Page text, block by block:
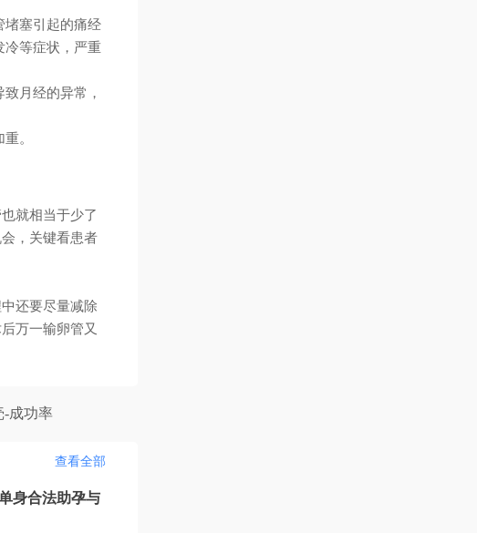
堵塞引起的痛经
等症状， 严重
致月经的异常，
。
就相当于少了
，关键看患者
还要尽量减除
万一输卵管又
查看全部
身合法助孕与